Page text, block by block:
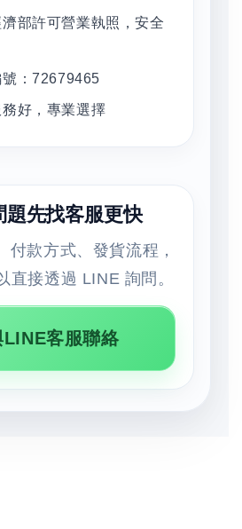
部許可營業執照，安全
：72679465
好，專業選擇
題先找客服更快
付款方式、發貨流程，
直接透過 LINE 詢問。
LINE客服聯絡